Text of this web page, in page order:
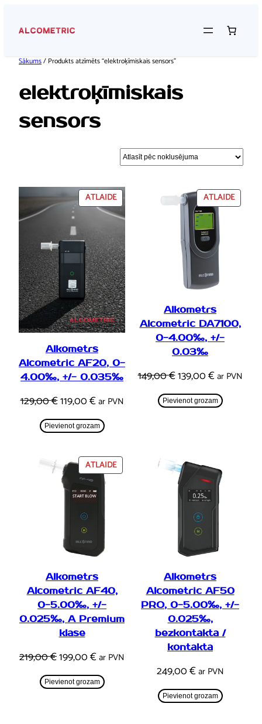
Sākums/ Produkts atzīmēts “elektroķīmiskais sensors”
elektroķīmiskais
sensors
ATLAIDEPRECEI
IR
ATLAIDE
Alkometrs
Alcometric AF20, 0-
4.00‰, +/- 0.035‰
129,00€Original
price
was:
119,00€Current
price
is:
ar PVN
Pievienot grozam
ATLAIDEPRECEI
IR
Alkometrs
Alcometric DA7100,
0-4.00‰, +/-
0.03‰
149,00€Original
price
was:
139,00€Current
price
is:
ar PVN
Pievienot grozam
ATLAIDEPRECEI
IR
Alkometrs
Alcometric AF40,
0-5.00‰, +/-
0.025‰, A Premium
klase
219,00€Original
price
was:
199,00€Current
price
is:
ar PVN
Pievienot grozam
Alkometrs
Alcometric AF50
PRO, 0-5.00‰, +/-
0.025‰,
bezkontakta /
kontakta
249,00€ar PVN
Pievienot grozam